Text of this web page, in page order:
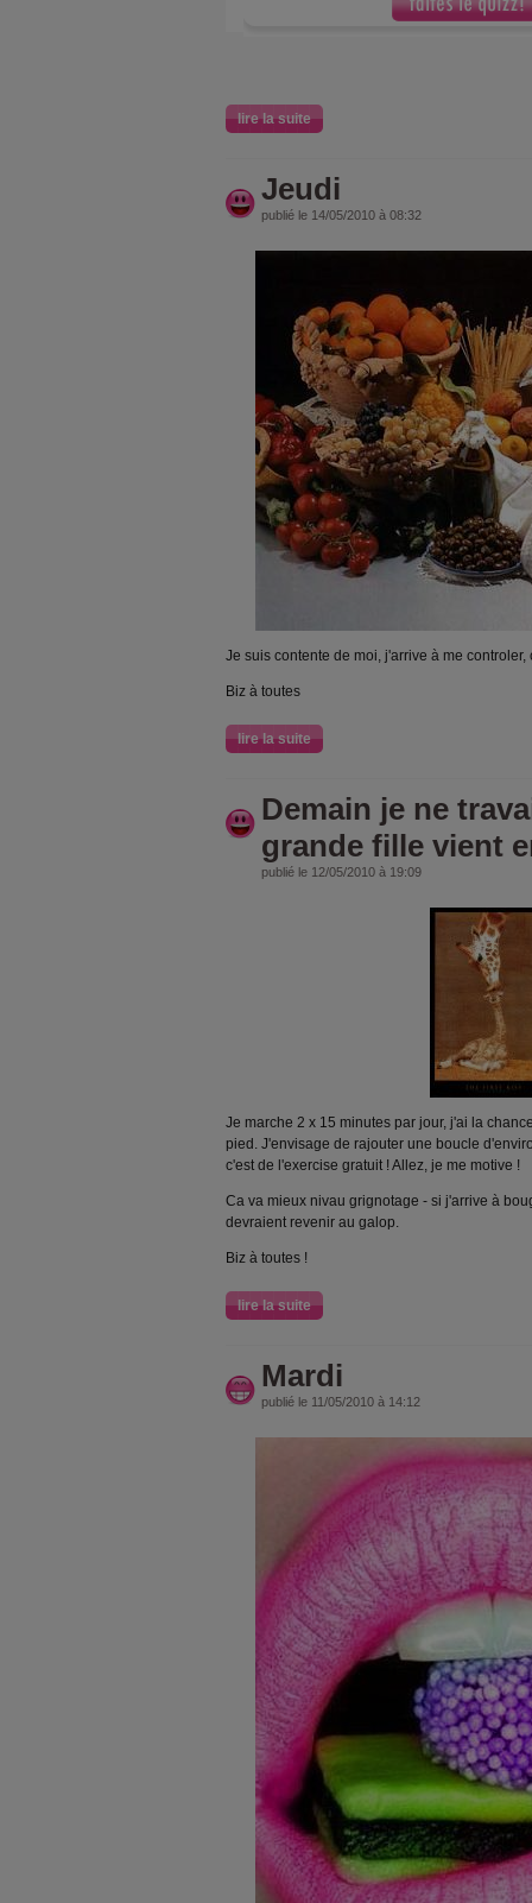
lire la suite
Jeudi
publié le 14/05/2010 à 08:32
Je suis contente de moi, j'arrive à me controler,
Biz à toutes
lire la suite
Demain je ne
grande fille vient
publié le 12/05/2010 à 19:09
Je marche 2 x 15 minutes par jour, j'ai la
pied. J'envisage de rajouter une boucle
c'est de l'exercise gratuit ! Allez, je me motive !
Ca va mieux nivau grignotage - si j'arrive à
devraient revenir au galop.
Biz à toutes !
lire la suite
Mardi
publié le 11/05/2010 à 14:12